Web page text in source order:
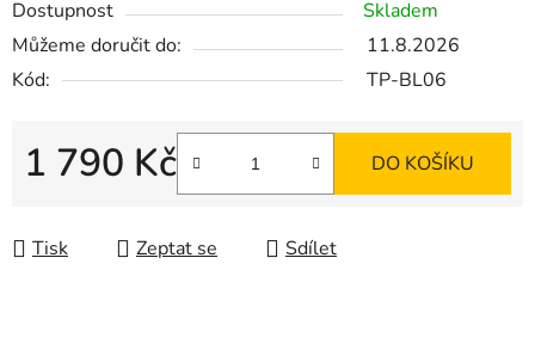
Dostupnost
Skladem
Můžeme doručit do:
11.8.2026
Kód:
TP-BL06
1 790 Kč DO KOŠÍKU
Tisk Zeptat se Sdílet